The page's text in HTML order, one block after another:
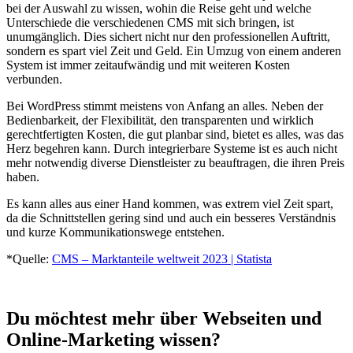
bei der Auswahl zu wissen, wohin die Reise geht und welche
Unterschiede die verschiedenen CMS mit sich bringen, ist
unumgänglich. Dies sichert nicht nur den professionellen Auftritt,
sondern es spart viel Zeit und Geld. Ein Umzug von einem anderen
System ist immer zeitaufwändig und mit weiteren Kosten
verbunden.
Bei WordPress stimmt meistens von Anfang an alles. Neben der
Bedienbarkeit, der Flexibilität, den transparenten und wirklich
gerechtfertigten Kosten, die gut planbar sind, bietet es alles, was das
Herz begehren kann. Durch integrierbare Systeme ist es auch nicht
mehr notwendig diverse Dienstleister zu beauftragen, die ihren Preis
haben.
Es kann alles aus einer Hand kommen, was extrem viel Zeit spart,
da die Schnittstellen gering sind und auch ein besseres Verständnis
und kurze Kommunikationswege entstehen.
*Quelle: CMS – Marktanteile weltweit 2023 | Statista
Du möchtest mehr über Webseiten und
Online-Marketing wissen?